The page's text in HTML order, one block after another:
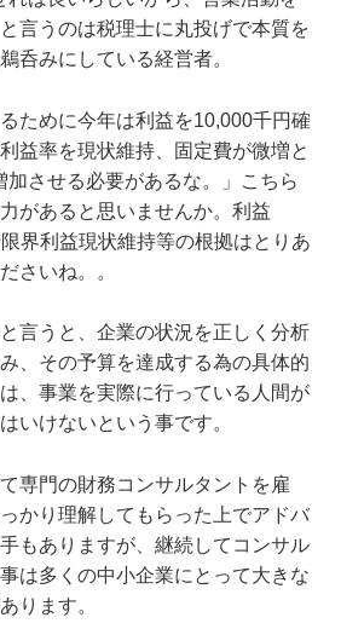
言うのは税理士に丸投げで本質を
呑みにしている経営者。
ために今年は利益を10,000千円確
益率を現状維持、固定費が微増と
加させる必要があるな。」こちら
があると思いませんか。利益
界利益現状維持等の根拠はとりあ
さいね。。
言うと、企業の状況を正しく分析
、その予算を達成する為の具体的
、事業を実際に行っている人間が
いけないという事です。
専門の財務コンサルタントを雇
かり理解してもらった上でアドバ
もありますが、継続してコンサル
は多くの中小企業にとって大きな
ります。